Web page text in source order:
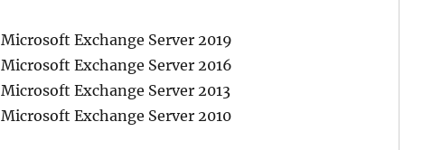
Microsoft Exchange Server 2019
Microsoft Exchange Server 2016
Microsoft Exchange Server 2013
Microsoft Exchange Server 2010